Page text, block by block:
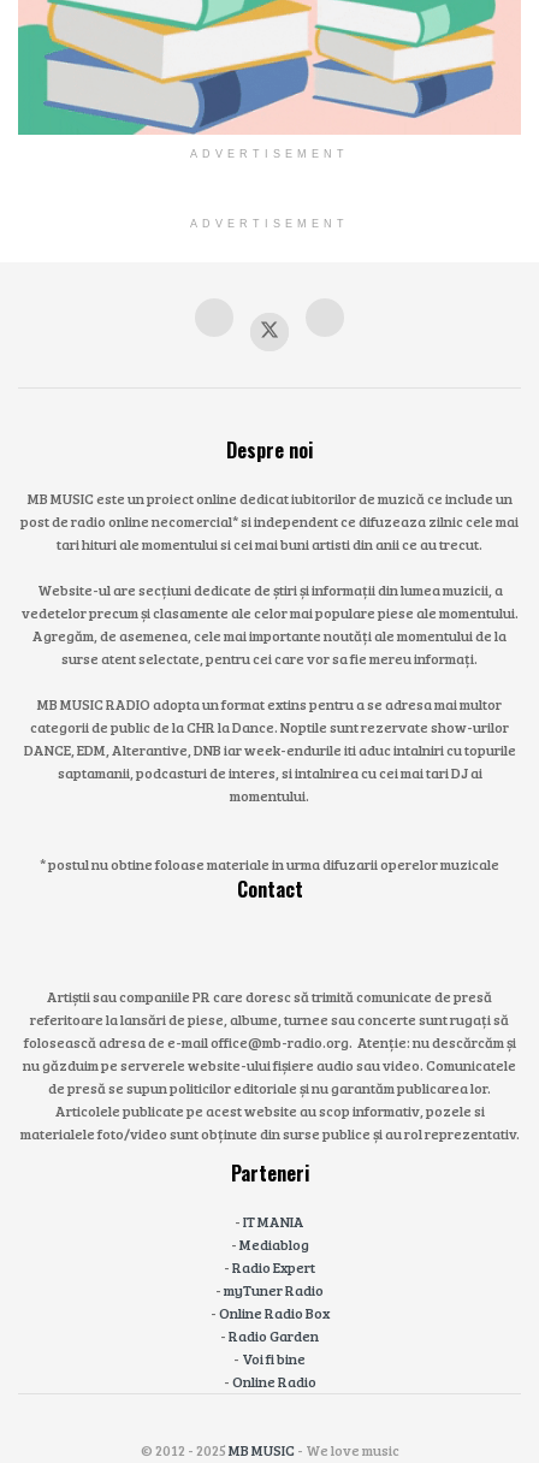
ADVERTISEMENT
ADVERTISEMENT
Despre noi
MB MUSIC este un proiect online dedicat iubitorilor de muzică ce include un
post de radio online necomercial* si independent ce difuzeaza zilnic cele mai
tari hituri ale momentului si cei mai buni artisti din anii ce au trecut.
Website-ul are secțiuni dedicate de știri și informații din lumea muzicii, a
vedetelor precum și clasamente ale celor mai populare piese ale momentului.
Agregăm, de asemenea, cele mai importante noutăți ale momentului de la
surse atent selectate, pentru cei care vor sa fie mereu informați.
MB MUSIC RADIO adopta un format extins pentru a se adresa mai multor
categorii de public de la CHR la Dance. Noptile sunt rezervate show-urilor
DANCE, EDM, Alterantive, DNB iar week-endurile iti aduc intalniri cu topurile
saptamanii, podcasturi de interes, si intalnirea cu cei mai tari DJ ai
momentului.
* postul nu obtine foloase materiale in urma difuzarii operelor muzicale
Contact
Artiștii sau companiile PR care doresc să trimită comunicate de presă
referitoare la lansări de piese, albume, turnee sau concerte sunt rugați să
folosească adresa de e-mail office@mb-radio.org. Atenție: nu descărcăm și
nu găzduim pe serverele website-ului fișiere audio sau video. Comunicatele
de presă se supun politicilor editoriale și nu garantăm publicarea lor.
Articolele publicate pe acest website au scop informativ, pozele si
materialele foto/video sunt obținute din surse publice și au rol reprezentativ.
Parteneri
-IT MANIA
-Mediablog
-Radio Expert
-myTuner Radio
-Online Radio Box
-Radio Garden
- Voi fi bine
-Online Radio
© 2012 - 2025MB MUSIC - We love music